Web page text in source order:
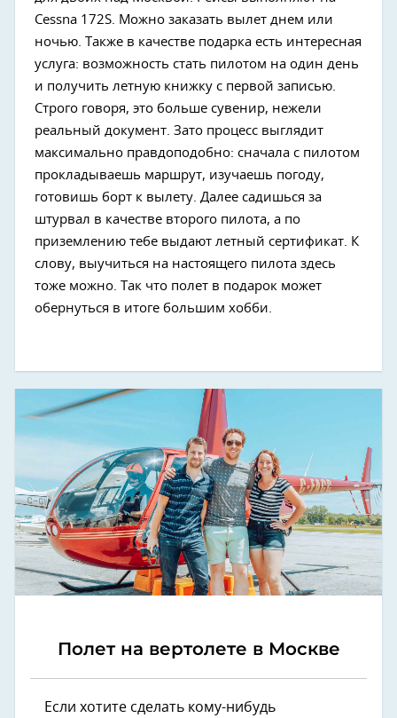
Cessna 172S. Можно заказать вылет днем или
ночью. Также в качестве подарка есть интересная
услуга: возможность стать пилотом на один день
и получить летную книжку с первой записью.
Строго говоря, это больше сувенир, нежели
реальный документ. Зато процесс выглядит
максимально правдоподобно: сначала с пилотом
прокладываешь маршрут, изучаешь погоду,
готовишь борт к вылету. Далее садишься за
штурвал в качестве второго пилота, а по
приземлению тебе выдают летный сертификат. К
слову, выучиться на настоящего пилота здесь
тоже можно. Так что полет в подарок может
обернуться в итоге большим хобби.
Полет на вертолете в Москве
Если хотите сделать кому-нибудь